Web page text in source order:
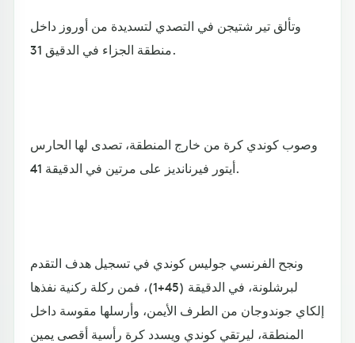
وتألق تير شتيجن في التصدي لتسديدة من أوروز داخل
منطقة الجزاء في الدقيق 31.
وصوب كوندي كرة من خارج المنطقة، تصدى لها الحارس
أيتور فيرنانديز على مرتين في الدقيقة 41.
ونجح الفرنسي جوليس كوندي في تسجيل هدف التقدم
لبرشلونة، في الدقيقة (45+1)، فمن ركلة ركنية نفذها
إلكاي جوندوجان من الطرف الأيمن، وأرسلها مقوسة داخل
المنطقة، ليرتقي كوندي ويسدد كرة رأسية أقصى يمين